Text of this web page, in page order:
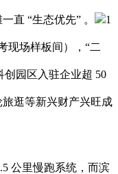
直 “生态优先” 。 1
现场样板间），“二
创园区入驻企业超 50
逛等新兴财产兴旺成
公里慢跑系统，而滨